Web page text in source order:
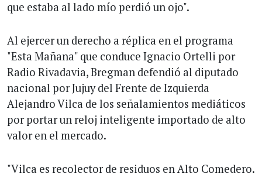
que estaba al lado mío perdió un ojo".
Al ejercer un derecho a réplica en el programa
"Esta Mañana" que conduce Ignacio Ortelli por
Radio Rivadavia, Bregman defendió al diputado
nacional por Jujuy del Frente de Izquierda
Alejandro Vilca de los señalamientos mediáticos
por portar un reloj inteligente importado de alto
valor en el mercado.
"Vilca es recolector de residuos en Alto Comedero.